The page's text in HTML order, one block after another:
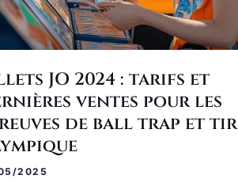
JO 2024 : tarifs et
ventes pour les
de ball trap et tir
2025